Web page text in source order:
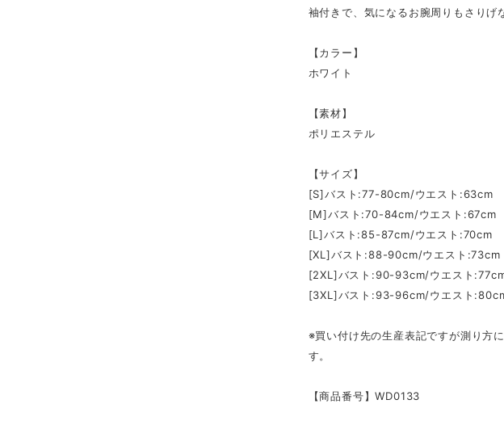
袖付きで、気になるお腕周りもさりげ
【カラー】
ホワイト
【素材】
ポリエステル
【サイズ】
[S]バスト:77-80cm/ウエスト:63cm
[M]バスト:70-84cm/ウエスト:67cm
[L]バスト:85-87cm/ウエスト:70cm
[XL]バスト:88-90cm/ウエスト:73cm
[2XL]バスト:90-93cm/ウエスト
[3XL]バスト:93-96cm/ウエスト
※買い付け先の生産表記ですが測り方
す。
【商品番号】WD0133